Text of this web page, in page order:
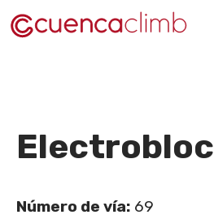
Saltar
al
Electrobloc
Número de vía: 69